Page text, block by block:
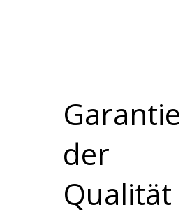
Garantie
der
Qualität